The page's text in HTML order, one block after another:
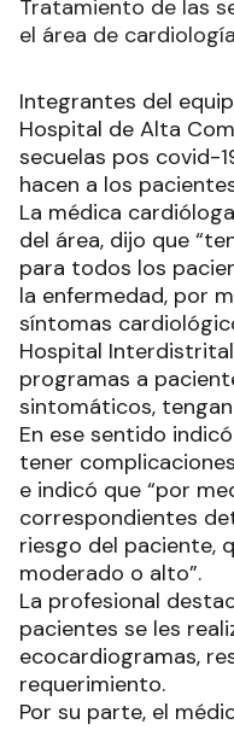
Tratamiento de las
el área de
Integrantes del
Hospital de Alta
secuelas pos covid-
hacen a los
La médica
del área, dijo que
para todos los
la enfermedad, por
síntomas
Hospital
programas a
sintomáticos,
En ese sentido
tener
e indicó que “por
correspondientes
riesgo del paciente,
moderado o alto”.
La profesional
pacientes se les
ecocardiogramas,
requerimiento.
Por su parte, el